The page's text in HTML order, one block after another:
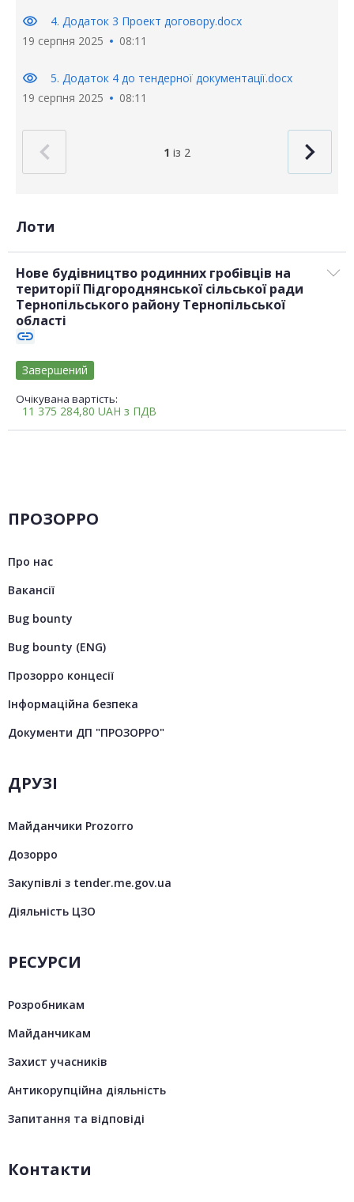
visibility
4. Додаток 3 Проект договору.docx
19 серпня 2025
08:11
visibility
5. Додаток 4 до тендерної документації.docx
19 серпня 2025
08:11
1 із 2
Лоти
Нове будівництво родинних гробівців на
території Підгороднянської сільської ради
Тернопільського району Тернопільської
області
link
Очікувана вартість:
11 375 284,80 UAH з ПДВ
Завершений
ПРОЗОРРО
Про нас
Вакансії
Bug bounty
Bug bounty (ENG)
Прозорро концесії
Інформаційна безпека
Документи ДП "ПРОЗОРРО"
ДРУЗІ
Майданчики Prozorro
Дозорро
Закупівлі з tender.me.gov.ua
Діяльність ЦЗО
РЕСУРСИ
Розробникам
Майданчикам
Захист учасників
Антикорупційна діяльність
Запитання та відповіді
Контакти